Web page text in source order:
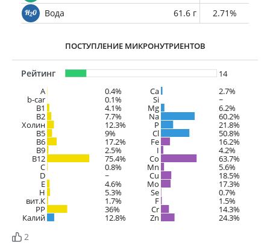
Вода
61.6 г 2.71%
ПОСТУПЛЕНИЕ МИКРОНУТРИЕНТОВ
Рейтинг
14
A
0.4%
b-car 0.1%
В1 4.1%
B2 7.7%
Холин 12.3%
B5 9%
B6 17.2%
B9 2.5%
B12 75.4%
C 0.8%
D ~
E 4.6%
H 5.3%
вит.К 1.7%
PP 36%
Калий 12.8%
Ca 2.7%
Si ~
Mg 6.2%
Na 60.2%
P 21.8%
Cl 50.8%
Fe 16.2%
I 4.2%
Co 63.7%
Mn 5.6%
Cu 18.5%
Mo 17.3%
Se 0.7%
F 1.5%
Cr 14.3%
Zn 24.3%
2